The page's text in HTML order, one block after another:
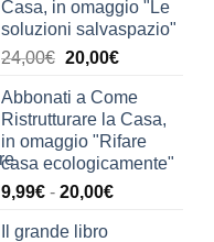
era:
24,00€.
è:
21,00€.
Casa, in omaggio "Le
soluzioni salvaspazio"
24,00€ Il
originale
era:
24,00€.
20,00€Il
attuale
è:
20,00€.
Abbonati a Come
Ristrutturare la Casa,
in omaggio "Rifare
casa ecologicamente"
9,99€ - 20,00€Fascia
Il grande libro